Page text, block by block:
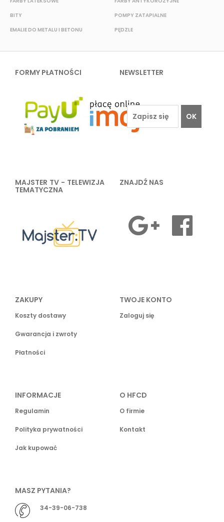
BITY
EMALIE DO METALU I BETONU
POMPY ZATAPIALNE
PĘDZLE
FORMY PŁATNOŚCI NEWSLETTER
OK
MAJSTER TV - TELEWIZJA
TEMATYCZNA
ZNAJDŹ NAS
ZAKUPY
Koszty dostawy
Gwarancja i zwroty
Płatności
TWOJE KONTO
Zaloguj się
INFORMACJE
Regulamin
Polityka prywatności
Jak kupować
O HFCD
O firmie
Kontakt
MASZ PYTANIA?
34-39-06-738